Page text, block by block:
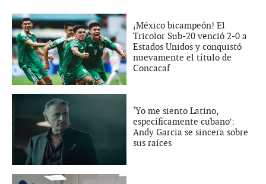
¡México bicampeón! El
Tricolor Sub-20 venció 2-0 a
Estados Unidos y conquistó
nuevamente el título de
Concacaf
‘Yo me siento Latino,
específicamente cubano’:
Andy Garcia se sincera sobre
sus raíces